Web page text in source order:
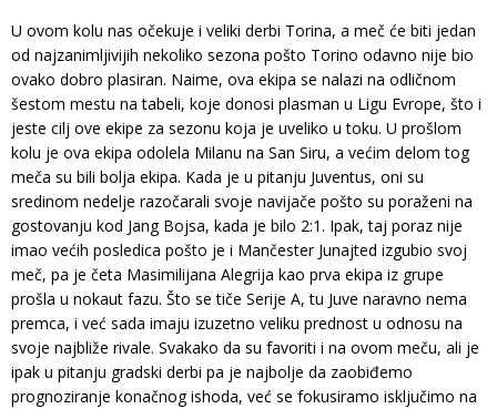
U ovom kolu nas očekuje i veliki derbi Torina, a meč će biti jedan
od najzanimljivijih nekoliko sezona pošto Torino odavno nije bio
ovako dobro plasiran. Naime, ova ekipa se nalazi na odličnom
šestom mestu na tabeli, koje donosi plasman u Ligu Evrope, što i
jeste cilj ove ekipe za sezonu koja je uveliko u toku. U prošlom
kolu je ova ekipa odolela Milanu na San Siru, a većim delom tog
meča su bili bolja ekipa. Kada je u pitanju Juventus, oni su
sredinom nedelje razočarali svoje navijače pošto su poraženi na
gostovanju kod Jang Bojsa, kada je bilo 2:1. Ipak, taj poraz nije
imao većih posledica pošto je i Mančester Junajted izgubio svoj
meč, pa je četa Masimilijana Alegrija kao prva ekipa iz grupe
prošla u nokaut fazu. Što se tiče Serije A, tu Juve naravno nema
premca, i već sada imaju izuzetno veliku prednost u odnosu na
svoje najbliže rivale. Svakako da su favoriti i na ovom meču, ali je
ipak u pitanju gradski derbi pa je najbolje da zaobiđemo
prognoziranje konačnog ishoda, već se fokusiramo isključimo na